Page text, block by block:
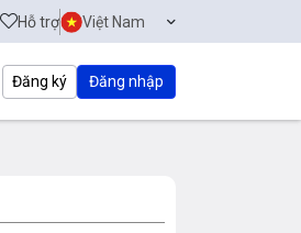
Hỗ trợ Việt Nam
Đăng ký Đăng nhập